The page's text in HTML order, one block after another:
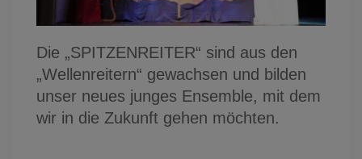
Die „SPITZENREITER“ sind aus den
„Wellenreitern“ gewachsen und bilden
unser neues junges Ensemble, mit dem
wir in die Zukunft gehen möchten.